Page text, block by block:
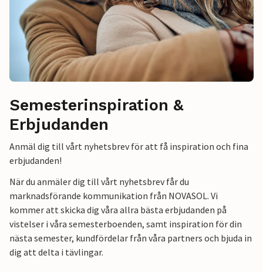
Semesterinspiration &
Erbjudanden
Anmäl dig till vårt nyhetsbrev för att få inspiration och fina
erbjudanden!
När du anmäler dig till vårt nyhetsbrev får du
marknadsförande kommunikation från NOVASOL. Vi
kommer att skicka dig våra allra bästa erbjudanden på
vistelser i våra semesterboenden, samt inspiration för din
nästa semester, kundfördelar från våra partners och bjuda in
dig att delta i tävlingar.